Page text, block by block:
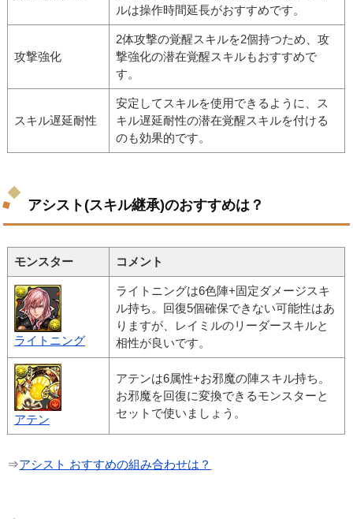
ルは操作時間延長がおすすめです。
攻撃強化
2体攻撃の覚醒スキルを2個持つため、攻
撃強化の潜在覚醒スキルもおすすめで
す。
スキル遅延耐性
安定してスキルを使用できるように、ス
キル遅延耐性の潜在覚醒スキルを付ける
のも効果的です。
アシスト(スキル継承)のおすすめは？
モンスター コメント
ライトニング
ライトニングは6色陣+固定ダメージスキ
ル持ち。回復5個確保できない可能性はあ
りますが、レイミルのリーダースキルと
相性が良いです。
アテン
アテンは6属性+お邪魔の陣スキル持ち。
お邪魔を回復に変換できるモンスターと
セットで使いましょう。
⇒アシスト おすすめの組み合わせは？